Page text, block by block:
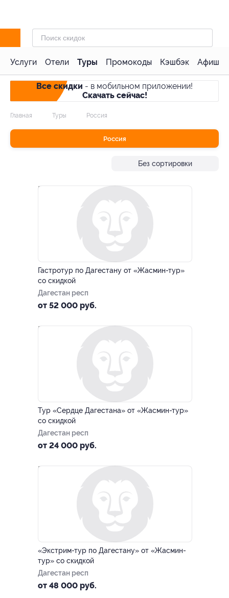
Услуги Отели Туры Промокоды Кэшбэк Афиша
Все скидки - в мобильном приложении!
Скачать сейчас!
Главная Туры Россия
Россия
Без сортировки
Гастротур по Дагестану от «Жасмин-тур»
со скидкой
Дагестан респ
от 52 000 руб.
Тур «Сердце Дагестана» от «Жасмин-тур»
со скидкой
Дагестан респ
от 24 000 руб.
«Экстрим-тур по Дагестану» от «Жасмин-
тур» со скидкой
Дагестан респ
от 48 000 руб.